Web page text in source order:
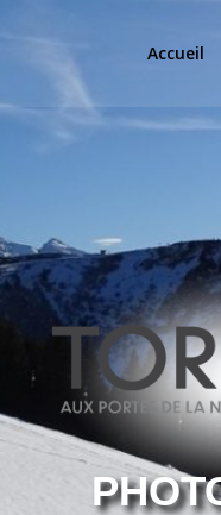
Accueil